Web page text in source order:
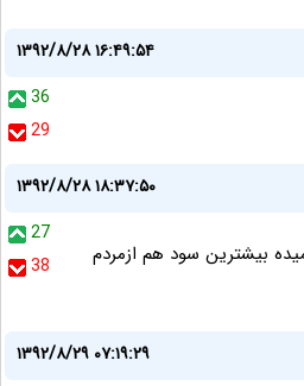
۱۳۹۲/۸/۲۸ ۱۶:۴۹:۵۴
36
29
۱۳۹۲/۸/۲۸ ۱۸:۳۷:۵۰
27
38
بيشترين سود هم ازمردم
۱۳۹۲/۸/۲۹ ۰۷:۱۹:۲۹